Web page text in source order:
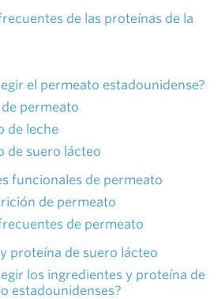
de las proteínas de la
el permeato estadounidense?
permeato
de leche
de suero lácteo
funcionales de permeato
de permeato
de permeato
proteína de suero lácteo
los ingredientes y proteína de
estadounidenses?